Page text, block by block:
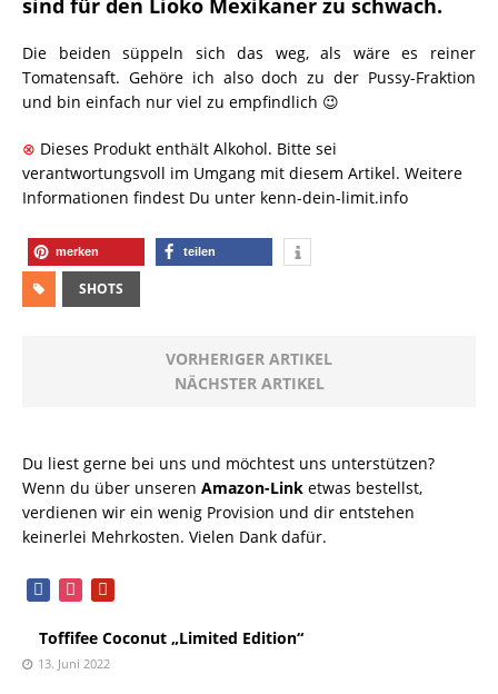
sind für den Lioko Mexikaner zu schwach.
Die beiden süppeln sich das weg, als wäre es reiner
Tomatensaft. Gehöre ich also doch zu der Pussy-Fraktion
und bin einfach nur viel zu empfindlich 😉
⊗ Dieses Produkt enthält Alkohol. Bitte sei
verantwortungsvoll im Umgang mit diesem Artikel. Weitere
Informationen findest Du unter kenn-dein-limit.info
merken teilen
SHOTS
VORHERIGER ARTIKEL
NÄCHSTER ARTIKEL
Du liest gerne bei uns und möchtest uns unterstützen?
Wenn du über unseren Amazon-Link etwas bestellst,
verdienen wir ein wenig Provision und dir entstehen
keinerlei Mehrkosten. Vielen Dank dafür.
facebookinstagram
pinterest
Toffifee Coconut „Limited Edition“
13. Juni 2022